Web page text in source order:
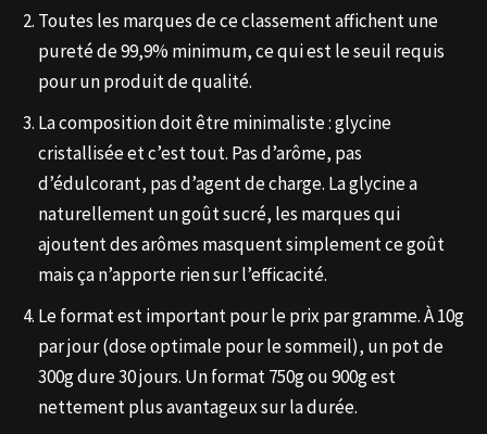
Toutes les marques de ce classement affichent une
pureté de 99,9% minimum, ce qui est le seuil requis
pour un produit de qualité.
La composition doit être minimaliste : glycine
cristallisée et c’est tout. Pas d’arôme, pas
d’édulcorant, pas d’agent de charge. La glycine a
naturellement un goût sucré, les marques qui
ajoutent des arômes masquent simplement ce goût
mais ça n’apporte rien sur l’efficacité.
Le format est important pour le prix par gramme. À 10g
par jour (dose optimale pour le sommeil), un pot de
300g dure 30 jours. Un format 750g ou 900g est
nettement plus avantageux sur la durée.